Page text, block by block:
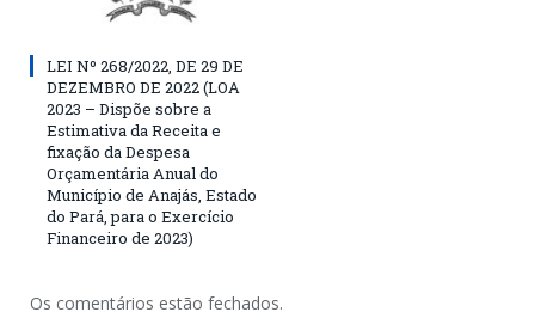
LEI Nº 268/2022, DE 29 DE
DEZEMBRO DE 2022 (LOA
2023 – Dispõe sobre a
Estimativa da Receita e
fixação da Despesa
Orçamentária Anual do
Município de Anajás, Estado
do Pará, para o Exercício
Financeiro de 2023)
Os comentários estão fechados.